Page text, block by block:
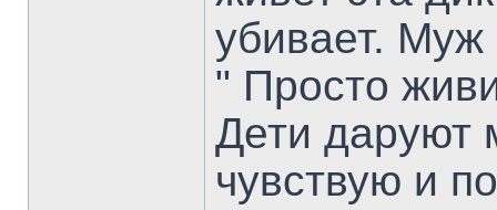
убивает. Муж
" Просто
Дети даруют
чувствую и